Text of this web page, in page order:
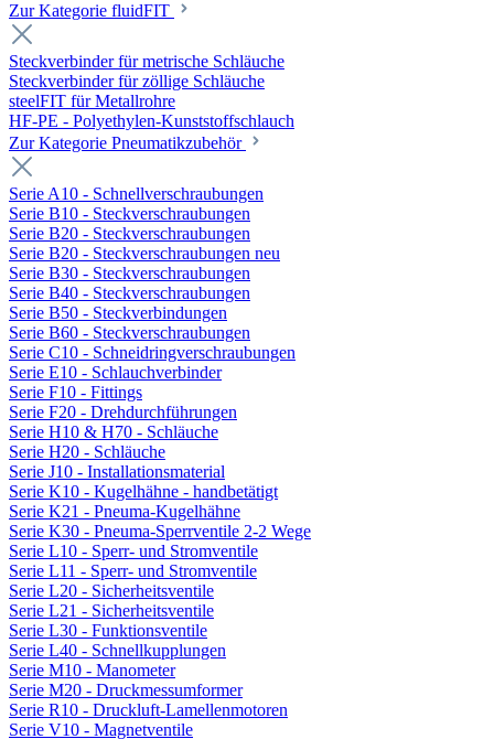
Zur Kategorie fluidFIT
Steckverbinder für metrische Schläuche
Steckverbinder für zöllige Schläuche
steelFIT für Metallrohre
HF-PE - Polyethylen-Kunststoffschlauch
Zur Kategorie Pneumatikzubehör
Serie A10 - Schnellverschraubungen
Serie B10 - Steckverschraubungen
Serie B20 - Steckverschraubungen
Serie B20 - Steckverschraubungen neu
Serie B30 - Steckverschraubungen
Serie B40 - Steckverschraubungen
Serie B50 - Steckverbindungen
Serie B60 - Steckverschraubungen
Serie C10 - Schneidringverschraubungen
Serie E10 - Schlauchverbinder
Serie F10 - Fittings
Serie F20 - Drehdurchführungen
Serie H10 & H70 - Schläuche
Serie H20 - Schläuche
Serie J10 - Installationsmaterial
Serie K10 - Kugelhähne - handbetätigt
Serie K21 - Pneuma-Kugelhähne
Serie K30 - Pneuma-Sperrventile 2-2 Wege
Serie L10 - Sperr- und Stromventile
Serie L11 - Sperr- und Stromventile
Serie L20 - Sicherheitsventile
Serie L21 - Sicherheitsventile
Serie L30 - Funktionsventile
Serie L40 - Schnellkupplungen
Serie M10 - Manometer
Serie M20 - Druckmessumformer
Serie R10 - Druckluft-Lamellenmotoren
Serie V10 - Magnetventile